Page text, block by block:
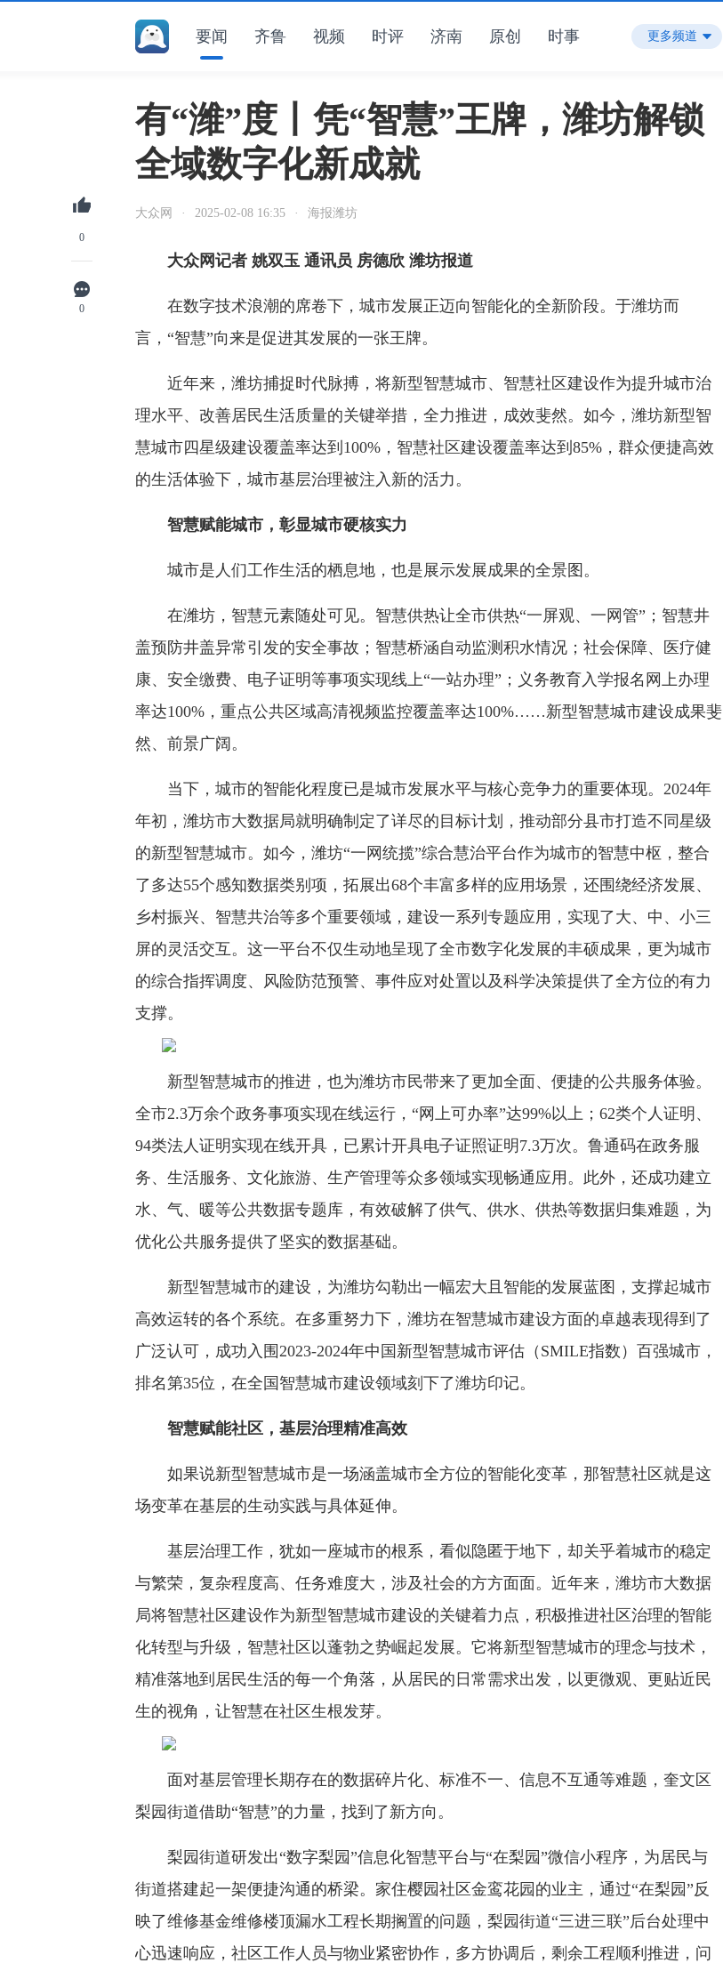
要闻 齐鲁 视频 时评 济南 原创 时事 更多频道
0
0
有“潍”度丨凭“智慧”王牌，潍坊解锁
全域数字化新成就
大众网 · 2025-02-08 16:35 · 海报潍坊
大众网记者 姚双玉 通讯员 房德欣 潍坊报道
在数字技术浪潮的席卷下，城市发展正迈向智能化的全新阶段。于潍坊而
言，“智慧”向来是促进其发展的一张王牌。
近年来，潍坊捕捉时代脉搏，将新型智慧城市、智慧社区建设作为提升城市治
理水平、改善居民生活质量的关键举措，全力推进，成效斐然。如今，潍坊新型智
慧城市四星级建设覆盖率达到100%，智慧社区建设覆盖率达到85%，群众便捷高效
的生活体验下，城市基层治理被注入新的活力。
智慧赋能城市，彰显城市硬核实力
城市是人们工作生活的栖息地，也是展示发展成果的全景图。
在潍坊，智慧元素随处可见。智慧供热让全市供热“一屏观、一网管”；智慧井
盖预防井盖异常引发的安全事故；智慧桥涵自动监测积水情况；社会保障、医疗健
康、安全缴费、电子证明等事项实现线上“一站办理”；义务教育入学报名网上办理
率达100%，重点公共区域高清视频监控覆盖率达100%……新型智慧城市建设成果斐
然、前景广阔。
当下，城市的智能化程度已是城市发展水平与核心竞争力的重要体现。2024年
年初，潍坊市大数据局就明确制定了详尽的目标计划，推动部分县市打造不同星级
的新型智慧城市。如今，潍坊“一网统揽”综合慧治平台作为城市的智慧中枢，整合
了多达55个感知数据类别项，拓展出68个丰富多样的应用场景，还围绕经济发展、
乡村振兴、智慧共治等多个重要领域，建设一系列专题应用，实现了大、中、小三
屏的灵活交互。这一平台不仅生动地呈现了全市数字化发展的丰硕成果，更为城市
的综合指挥调度、风险防范预警、事件应对处置以及科学决策提供了全方位的有力
支撑。
新型智慧城市的推进，也为潍坊市民带来了更加全面、便捷的公共服务体验。
全市2.3万余个政务事项实现在线运行，“网上可办率”达99%以上；62类个人证明、
94类法人证明实现在线开具，已累计开具电子证照证明7.3万次。鲁通码在政务服
务、生活服务、文化旅游、生产管理等众多领域实现畅通应用。此外，还成功建立
水、气、暖等公共数据专题库，有效破解了供气、供水、供热等数据归集难题，为
优化公共服务提供了坚实的数据基础。
新型智慧城市的建设，为潍坊勾勒出一幅宏大且智能的发展蓝图，支撑起城市
高效运转的各个系统。在多重努力下，潍坊在智慧城市建设方面的卓越表现得到了
广泛认可，成功入围2023-2024年中国新型智慧城市评估（SMILE指数）百强城市，
排名第35位，在全国智慧城市建设领域刻下了潍坊印记。
智慧赋能社区，基层治理精准高效
如果说新型智慧城市是一场涵盖城市全方位的智能化变革，那智慧社区就是这
场变革在基层的生动实践与具体延伸。
基层治理工作，犹如一座城市的根系，看似隐匿于地下，却关乎着城市的稳定
与繁荣，复杂程度高、任务难度大，涉及社会的方方面面。近年来，潍坊市大数据
局将智慧社区建设作为新型智慧城市建设的关键着力点，积极推进社区治理的智能
化转型与升级，智慧社区以蓬勃之势崛起发展。它将新型智慧城市的理念与技术，
精准落地到居民生活的每一个角落，从居民的日常需求出发，以更微观、更贴近民
生的视角，让智慧在社区生根发芽。
面对基层管理长期存在的数据碎片化、标准不一、信息不互通等难题，奎文区
梨园街道借助“智慧”的力量，找到了新方向。
梨园街道研发出“数字梨园”信息化智慧平台与“在梨园”微信小程序，为居民与
街道搭建起一架便捷沟通的桥梁。家住樱园社区金鸾花园的业主，通过“在梨园”反
映了维修基金维修楼顶漏水工程长期搁置的问题，梨园街道“三进三联”后台处理中
心迅速响应，社区工作人员与物业紧密协作，多方协调后，剩余工程顺利推进，问